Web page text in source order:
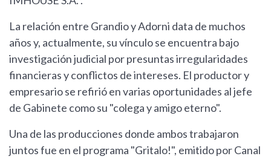
La relación entre Grandio y Adorni data de muchos
años y, actualmente, su vínculo se encuentra bajo
investigación judicial por presuntas irregularidades
financieras y conflictos de intereses. El productor y
empresario se refirió en varias oportunidades al jefe
de Gabinete como su "colega y amigo eterno".
Una de las producciones donde ambos trabajaron
juntos fue en el programa "Gritalo!", emitido por Canal